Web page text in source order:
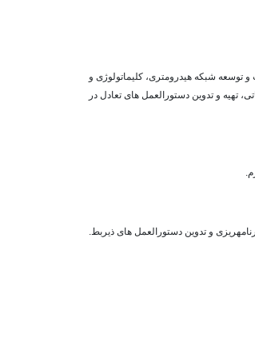
توسعه شبکه هیدرومتری، کلیماتولوژی و
تهیه و تدوین دستورالعمل های تعادل در
و تدوین دستورالعمل های ذیربط.